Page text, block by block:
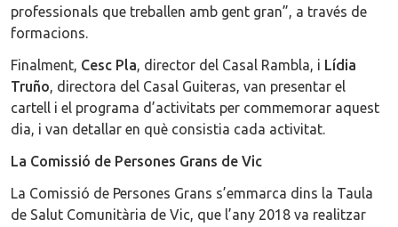
professionals que treballen amb gent gran”, a través de
formacions.
Finalment, Cesc Pla, director del Casal Rambla, i Lídia
Truño, directora del Casal Guiteras, van presentar el
cartell i el programa d’activitats per commemorar aquest
dia, i van detallar en què consistia cada activitat.
La Comissió de Persones Grans de Vic
La Comissió de Persones Grans s’emmarca dins la Taula
de Salut Comunitària de Vic, que l’any 2018 va realitzar